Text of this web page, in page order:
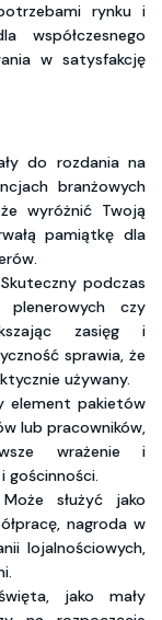
rynku i
współczesnego
w satysfakcję
do rozdania na
branżowych
wyróżnić Twoją
pamiątkę dla
Skuteczny podczas
plenerowych czy
zasięg i
sprawia, że
używany.
element pakietów
lub pracowników,
wrażenie i
gościnności.
Może służyć jako
nagroda w
lojalnościowych,
jako mały